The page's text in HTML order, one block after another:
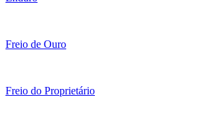
Freio de Ouro
Freio do Proprietário